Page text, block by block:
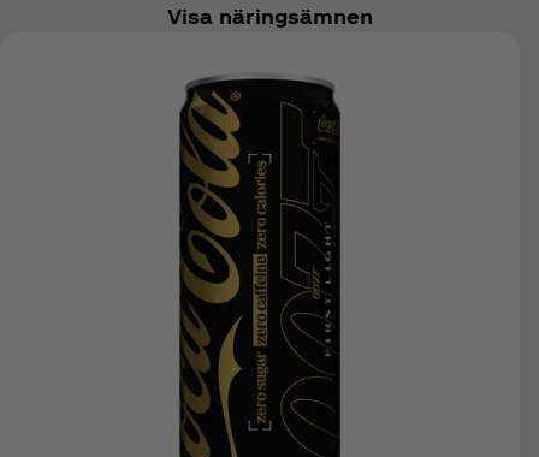
Visa näringsämnen